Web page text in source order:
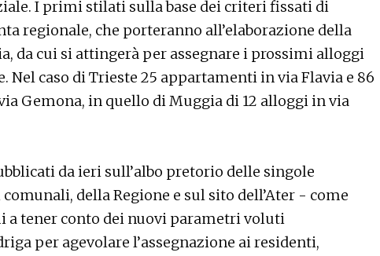
I primi stilati sulla base dei criteri fissati di
regionale, che porteranno all’elaborazione della
da cui si attingerà per assegnare i prossimi alloggi
Nel caso di Trieste 25 appartamenti in via Flavia e 86
Gemona, in quello di Muggia di 12 alloggi in via
da ieri sull’albo pretorio delle singole
della Regione e sul sito dell’Ater - come
a tener conto dei nuovi parametri voluti
per agevolare l’assegnazione ai residenti,